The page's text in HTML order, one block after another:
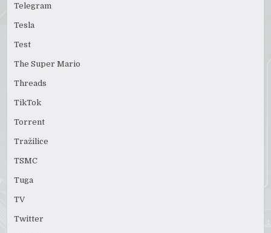
Telegram
Tesla
Test
The Super Mario
Threads
TikTok
Torrent
Tražilice
TSMC
Tuga
TV
Twitter